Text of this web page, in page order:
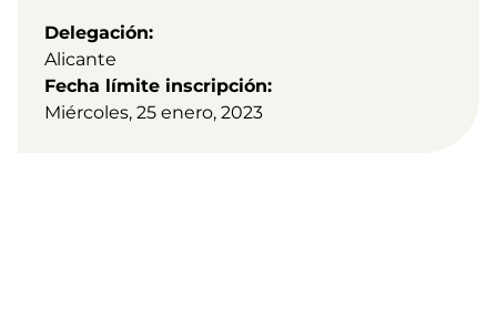
Delegación
Alicante
Fecha límite inscripción
Miércoles, 25 enero, 2023